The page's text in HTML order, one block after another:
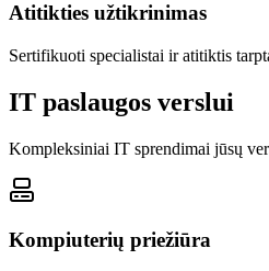
Atitikties užtikrinimas
Sertifikuoti specialistai ir atitiktis
IT paslaugos verslui
Kompleksiniai IT sprendimai jūsų
Kompiuterių priežiūra